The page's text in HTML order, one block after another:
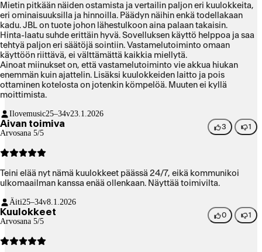
Mietin pitkään näiden ostamista ja vertailin paljon eri kuulokkeita,
eri ominaisuuksilla ja hinnoilla. Päädyn näihin enkä todellakaan
kadu. JBL on tuote johon lähestulkoon aina palaan takaisin.
Hinta-laatu suhde erittäin hyvä. Sovelluksen käyttö helppoa ja saa
tehtyä paljon eri säätöjä sointiin. Vastamelutoiminto omaan
käyttöön riittävä, ei välttämättä kaikkia miellytä.
Ainoat miinukset on, että vastamelutoiminto vie akkua hiukan
enemmän kuin ajattelin. Lisäksi kuulokkeiden laitto ja pois
ottaminen kotelosta on jotenkin kömpelöä. Muuten ei kyllä
moittimista.
Ilovemusic25–34v23.1.2026
Aivan toimiva
Arvosana 5/5
3 1
Teini elää nyt nämä kuulokkeet päässä 24/7, eikä kommunikoi
ulkomaailman kanssa enää ollenkaan. Näyttää toimivilta.
Äiti25–34v8.1.2026
Kuulokkeet
Arvosana 5/5
0 1